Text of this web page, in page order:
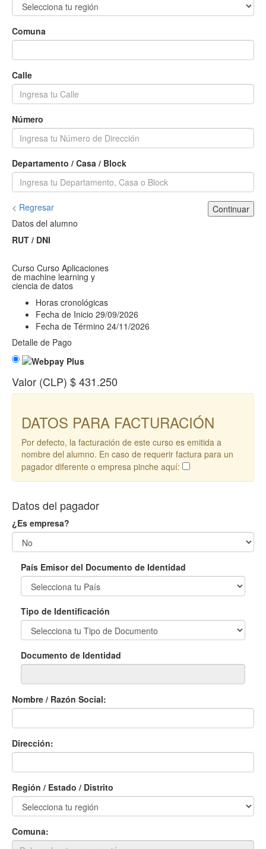
Comuna
Calle
Número
Departamento / Casa / Block
< Regresar
Continuar
Datos del alumno
RUT / DNI
Curso Curso Aplicaciones
de machine learning y
ciencia de datos
Horas cronológicas
Fecha de Inicio 29/09/2026
Fecha de Término 24/11/2026
Detalle de Pago
Valor (CLP) $ 431.250
DATOS PARA FACTURACIÓN
Por defecto, la facturación de este curso es emitida a
nombre del alumno. En caso de requerir factura para un
pagador diferente o empresa pinche aquí:
Datos del pagador
¿Es empresa?
País Emisor del Documento de Identidad
Tipo de Identificación
Documento de Identidad
Nombre / Razón Social:
Dirección:
Región / Estado / Distrito
Comuna: